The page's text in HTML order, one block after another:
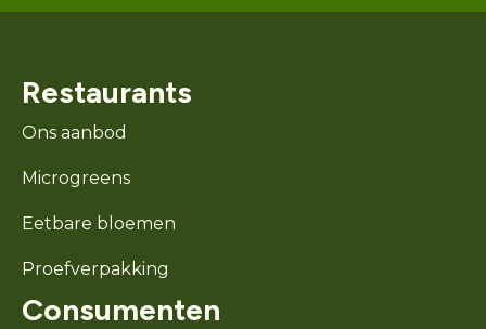
Restaurants
Ons aanbod
Microgreens
Eetbare bloemen
Proefverpakking
Consumenten